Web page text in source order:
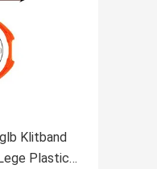
Klitband
Plastic